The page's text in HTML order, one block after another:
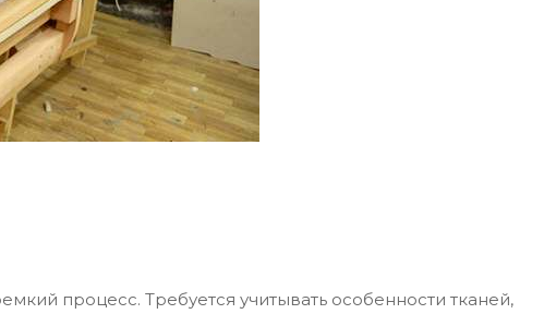
процесс. Требуется учитывать особенности тканей,